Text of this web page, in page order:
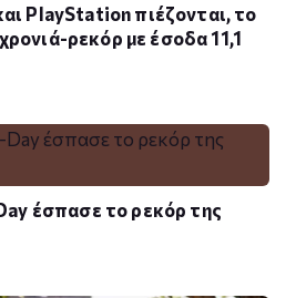
PlayStation πιέζονται, το
ρεκόρ με έσοδα 11,1
έσπασε το ρεκόρ της